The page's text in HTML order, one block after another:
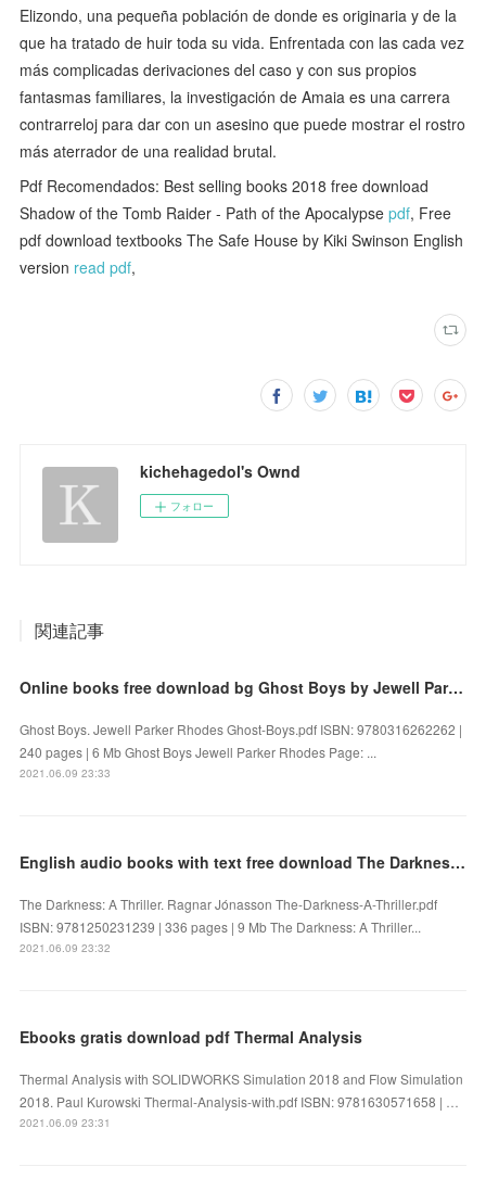
Elizondo, una pequeña población de donde es originaria y de la
que ha tratado de huir toda su vida. Enfrentada con las cada vez
más complicadas derivaciones del caso y con sus propios
fantasmas familiares, la investigación de Amaia es una carrera
contrarreloj para dar con un asesino que puede mostrar el rostro
más aterrador de una realidad brutal.
Pdf Recomendados: Best selling books 2018 free download
Shadow of the Tomb Raider - Path of the Apocalypsepdf, Free
pdf download textbooks The Safe House by Kiki Swinson English
version read pdf,
kichehagedol's Ownd
フォロー
関連記事
Online books free download bg Ghost Boys by Jewell Parker Rhodes
Ghost Boys. Jewell Parker Rhodes Ghost-Boys.pdf ISBN: 9780316262262 |
240 pages | 6 Mb Ghost Boys Jewell Parker Rhodes Page: ...
2021.06.09 23:33
English audio books with text free download The Darkness: A Thriller by Ragnar Jónasson
The Darkness: A Thriller. Ragnar Jónasson The-Darkness-A-Thriller.pdf
ISBN: 9781250231239 | 336 pages | 9 Mb The Darkness: A Thriller...
2021.06.09 23:32
Ebooks gratis download pdf Thermal Analysis
Thermal Analysis with SOLIDWORKS Simulation 2018 and Flow Simulation
2018. Paul Kurowski Thermal-Analysis-with.pdf ISBN: 9781630571658 | …
2021.06.09 23:31